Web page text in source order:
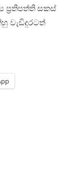
ප්‍රතිපත්ති සකස්
වැඩිදුරටත්